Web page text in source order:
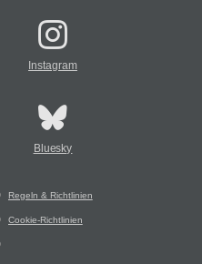
Instagram
Bluesky
Regeln & Richtlinien
Cookie-Richtlinien